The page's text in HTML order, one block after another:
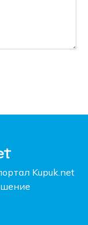
Kupuk.net